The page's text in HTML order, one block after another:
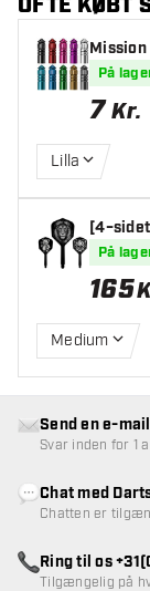
På
7 Kr.
Lilla
På
165
Medium
Send en e-mail
Svar inden for 1
Chat med
Chatten er
Ring til os
Tilgængelig på